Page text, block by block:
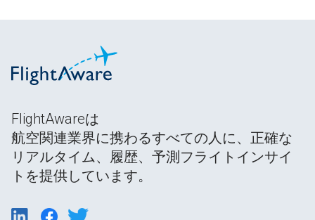
FlightAwareは
航空関連業界に携わるすべての人に、正確な
リアルタイム、履歴、予測フライトインサイ
トを提供しています。